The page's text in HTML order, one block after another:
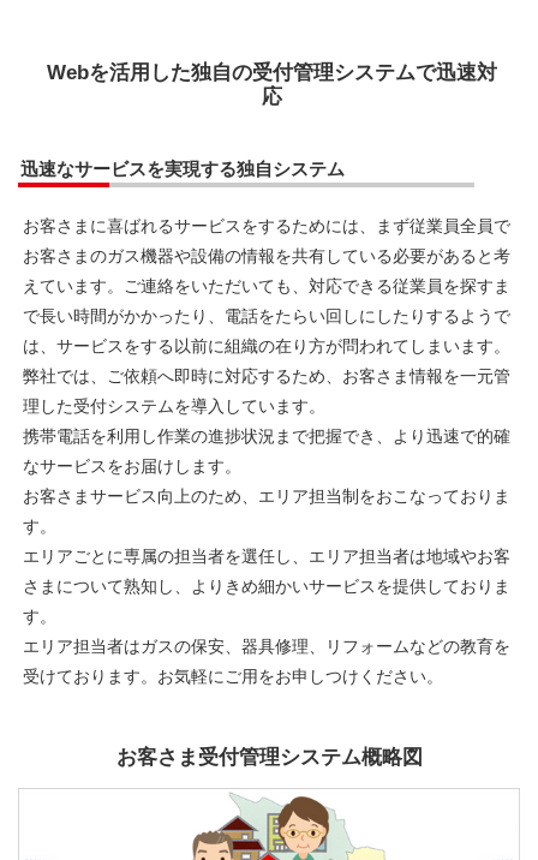
Webを活用した独自の受付管理システムで迅速対
応
迅速なサービスを実現する独自システム
お客さまに喜ばれるサービスをするためには、まず従業員全員で
お客さまのガス機器や設備の情報を共有している必要があると考
えています。ご連絡をいただいても、対応できる従業員を探すま
で長い時間がかかったり、電話をたらい回しにしたりするようで
は、サービスをする以前に組織の在り方が問われてしまいます。
弊社では、ご依頼へ即時に対応するため、お客さま情報を一元管
理した受付システムを導入しています。
携帯電話を利用し作業の進捗状況まで把握でき、より迅速で的確
なサービスをお届けします。
お客さまサービス向上のため、エリア担当制をおこなっておりま
す。
エリアごとに専属の担当者を選任し、エリア担当者は地域やお客
さまについて熟知し、よりきめ細かいサービスを提供しておりま
す。
エリア担当者はガスの保安、器具修理、リフォームなどの教育を
受けております。お気軽にご用をお申しつけください。
お客さま受付管理システム概略図